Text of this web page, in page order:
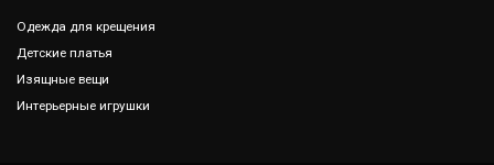
Одежда для крещения
Детские платья
Изящные вещи
Интерьерные игрушки